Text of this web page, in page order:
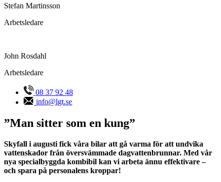
Stefan Martinsson
Arbetsledare
John Rosdahl
Arbetsledare
08 37 92 48
info@lgt.se
”Man sitter som en kung”
Skyfall i augusti fick våra bilar att gå varma för att undvika
vattenskador från översvämmade dagvattenbrunnar. Med vår
nya specialbyggda kombibil kan vi arbeta ännu effektivare –
och spara på personalens kroppar!